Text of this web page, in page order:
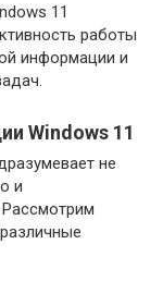
11
работы
информации и
Windows 11
не
и